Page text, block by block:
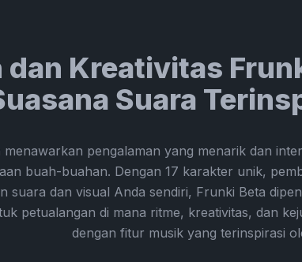
Kreativitas
Suara
menawarkan pengalaman yang menarik dan
buah-buahan. Dengan 17 karakter unik,
suara dan visual Anda sendiri, Frunki Beta
petualangan di mana ritme, kreativitas, dan
dengan fitur musik yang terinspirasi